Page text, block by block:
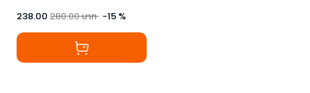
238.00 280.00บาท -15 %